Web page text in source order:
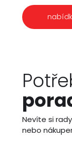
Nevíte si
nebo